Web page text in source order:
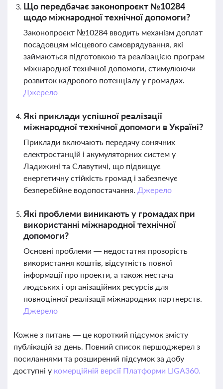
Що передбачає законопроєкт №10284
щодо міжнародної технічної допомоги?
Законопроєкт №10284 вводить механізм доплат
посадовцям місцевого самоврядування, які
займаються підготовкою та реалізацією програм
міжнародної технічної допомоги, стимулюючи
розвиток кадрового потенціалу у громадах.
Джерело
Які приклади успішної реалізації
міжнародної технічної допомоги в Україні?
Приклади включають передачу сонячних
електростанцій і акумуляторних систем у
Ладижині та Славутичі, що підвищує
енергетичну стійкість громад і забезпечує
безперебійне водопостачання. Джерело
Які проблеми виникають у громадах при
використанні міжнародної технічної
допомоги?
Основні проблеми — недостатня прозорість
використання коштів, відсутність повної
інформації про проекти, а також нестача
людських і організаційних ресурсів для
повноцінної реалізації міжнародних партнерств.
Джерело
Кожне з питань — це короткий підсумок змісту
публікацій за день. Повний список першоджерел з
посиланнями та розширений підсумок за добу
доступні у комерційній версії Платформи LIGA360.